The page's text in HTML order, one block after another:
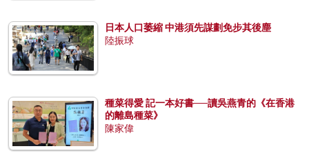
日本人口萎縮 中港須先謀劃免步其後塵
陸振球
種菜得愛 記一本好書──讀吳燕青的《在香港
的離島種菜》
陳家偉